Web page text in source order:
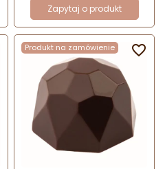
Zapytaj o produkt
Produkt na zamówienie 